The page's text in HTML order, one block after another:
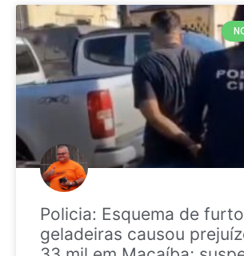
Policia: Esquema de
geladeiras causou